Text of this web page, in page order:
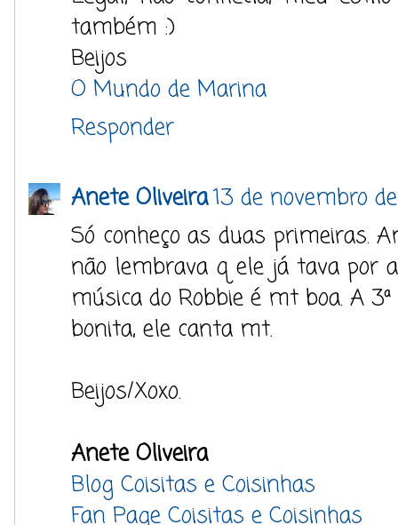
também :)
Beijos
O Mundo de Marina
Responder
Anete Oliveira13 de novembro
Só conheço as duas primeiras.
não lembrava q ele já tava por
música do Robbie é mt boa. A
bonita, ele canta mt.
Beijos/Xoxo.
Anete Oliveira
Blog Coisitas e Coisinhas
Fan Page Coisitas e Coisinhas